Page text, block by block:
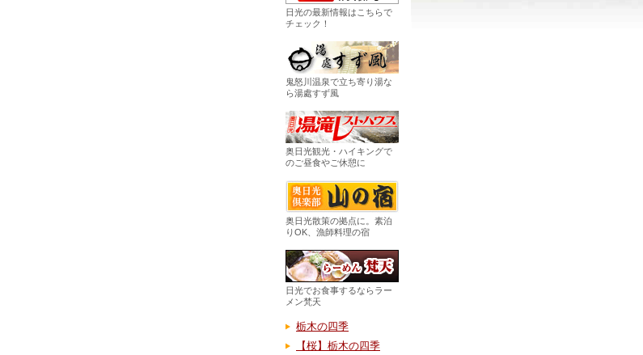
日光の最新情報はこちらで
チェック！
鬼怒川温泉で立ち寄り湯な
ら湯處すず風
奥日光観光・ハイキングで
のご昼食やご休憩に
奥日光散策の拠点に。素泊
りOK、漁師料理の宿
日光でお食事するならラー
メン梵天
栃木の四季
【桜】栃木の四季